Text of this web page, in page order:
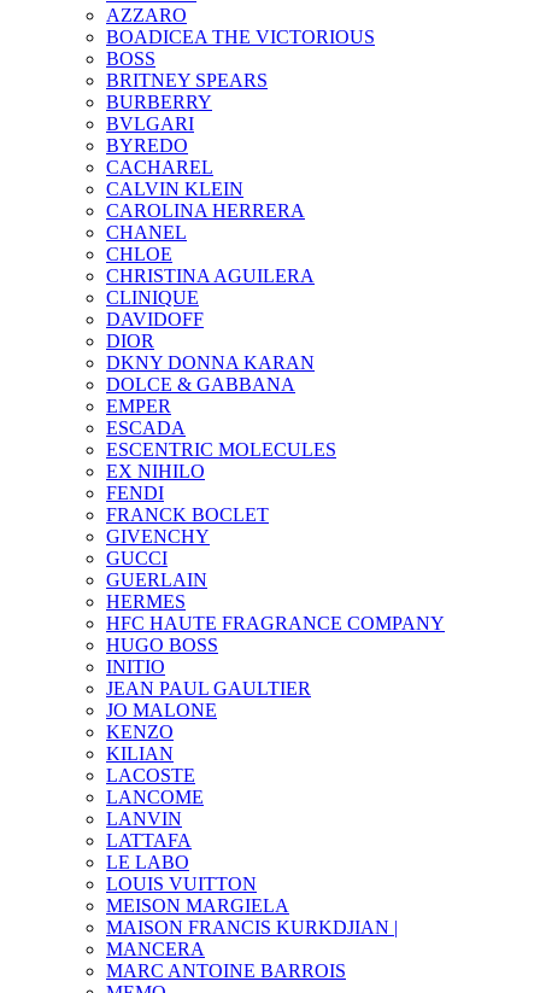
AZZARO
BOADICEA THE VICTORIOUS
BOSS
BRITNEY SPEARS
BURBERRY
BVLGARI
BYREDO
CACHAREL
CALVIN KLEIN
CAROLINA HERRERA
CHANEL
CHLOE
CHRISTINA AGUILERA
CLINIQUE
DAVIDOFF
DIOR
DKNY DONNA KARAN
DOLCE & GABBANA
EMPER
ESCADA
ESCENTRIC MOLECULES
EX NIHILO
FENDI
FRANCK BOCLET
GIVENCHY
GUCCI
GUERLAIN
HERMES
HFC HAUTE FRAGRANCE COMPANY
HUGO BOSS
INITIO
JEAN PAUL GAULTIER
JO MALONE
KENZO
KILIAN
LACOSTE
LANCOME
LANVIN
LATTAFA
LE LABO
LOUIS VUITTON
MEISON MARGIELA
MAISON FRANCIS KURKDJIAN |
MANCERA
MARC ANTOINE BARROIS